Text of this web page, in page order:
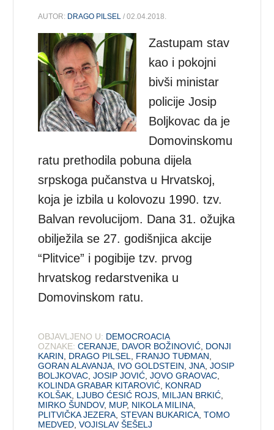
AUTOR: DRAGO PILSEL / 02.04.2018.
Zastupam stav
kao i pokojni
bivši ministar
policije Josip
Boljkovac da je
Domovinskomu
ratu prethodila pobuna dijela
srpskoga pučanstva u Hrvatskoj,
koja je izbila u kolovozu 1990. tzv.
Balvan revolucijom. Dana 31. ožujka
obilježila se 27. godišnjica akcije
“Plitvice” i pogibije tzv. prvog
hrvatskog redarstvenika u
Domovinskom ratu.
OBJAVLJENO U: DEMOCROACIA
OZNAKE: CERANJE DAVOR BOŽINOVIĆ DONJI
KARIN
DRAGO PILSEL FRANJO TUĐMAN
GORAN ALAVANJA IVO GOLDSTEIN ,JNA ,JOSIP
BOLJKOVAC ,JOSIP JOVIĆ ,JOVO GRAOVAC
KOLINDA GRABAR KITAROVIĆ KONRAD
KOLŠAK LJUBO ĆESIĆ ROJS MILJAN BRKIĆ
MIRKO ŠUNDOV, MUP, NIKOLA MILINA
PLITVIČKA JEZERA ,STEVAN BUKARICA ,TOMO
MEDVED ,VOJISLAV ŠEŠELJ